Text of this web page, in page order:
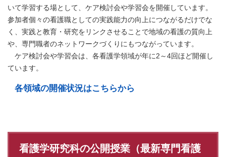
いて学習する場として、ケア検討会や学習会を開催しています。
参加者個々の看護職としての実践能力の向上につながるだけでな
く、実践と教育・研究をリンクさせることで地域の看護の質向上
や、専門職者のネットワークづくりにもつながっています。
ケア検討会や学習会は、各看護学領域が年に2～4回ほど開催し
ています。
各領域の開催状況​はこちらから
看護学研究科の公開授業（最新専門看護